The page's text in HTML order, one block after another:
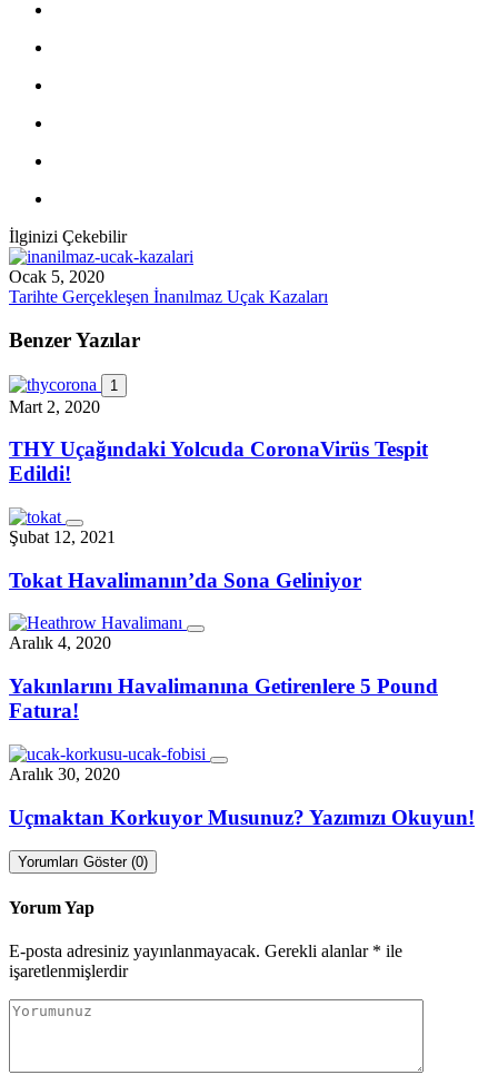
İlginizi Çekebilir
Ocak 5, 2020
Tarihte Gerçekleşen İnanılmaz Uçak Kazaları
Benzer Yazılar
1
Mart 2, 2020
THY Uçağındaki Yolcuda CoronaVirüs Tespit
Edildi!
Şubat 12, 2021
Tokat Havalimanın’da Sona Geliniyor
Aralık 4, 2020
Yakınlarını Havalimanına Getirenlere 5 Pound
Fatura!
Aralık 30, 2020
Uçmaktan Korkuyor Musunuz? Yazımızı Okuyun!
Yorumları Göster (0)
Yorum Yap
E-posta adresiniz yayınlanmayacak. Gerekli alanlar * ile
işaretlenmişlerdir